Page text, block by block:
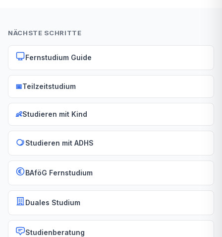
NÄCHSTE SCHRITTE
Fernstudium Guide
📅Teilzeitstudium
👶Studieren mit Kind
Studieren mit ADHS
BAföG Fernstudium
Duales Studium
Studienberatung